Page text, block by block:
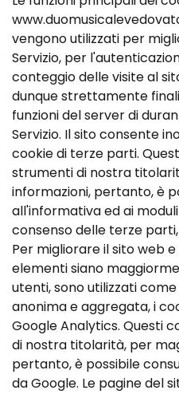
vengono utilizzati per
Servizio, per
conteggio delle visite al
dunque strettamente
funzioni del server di
Servizio. Il sito consente
cookie di terze parti.
strumenti di nostra
informazioni, pertanto, è
all'informativa ed ai
consenso delle terze
Per migliorare il sito web
elementi siano
utenti, sono utilizzati
anonima e aggregata, i
Google Analytics. Questi
di nostra titolarità, per
pertanto, è possibile
da Google. Le pagine del